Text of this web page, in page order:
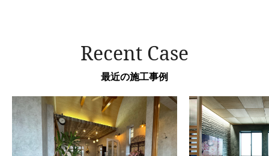
Recent Case
最近の施工事例